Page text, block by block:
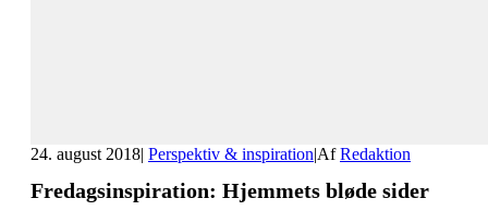
24. august 2018| Perspektiv & inspiration|AfRedaktion
Fredagsinspiration: Hjemmets bløde sider